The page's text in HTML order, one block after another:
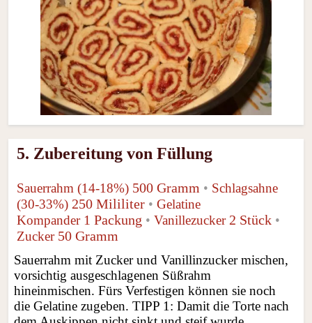
5. Zubereitung von Füllung
Sauerrahm (14-18%) 500 Gramm • Schlagsahne
(30-33%) 250 Mililiter • Gelatine
Kompander 1 Packung • Vanillezucker 2 Stück •
Zucker 50 Gramm
Sauerrahm mit Zucker und Vanillinzucker mischen,
vorsichtig ausgeschlagenen Süßrahm
hineinmischen. Fürs Verfestigen können sie noch
die Gelatine zugeben. TIPP 1: Damit die Torte nach